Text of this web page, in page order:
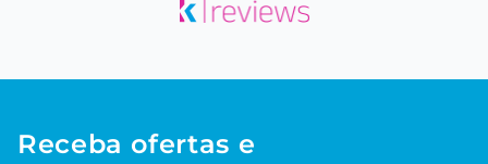
Receba ofertas e